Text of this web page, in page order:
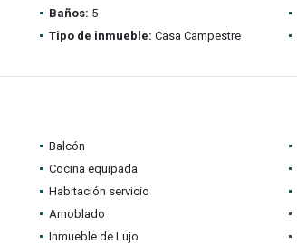
Baños: 5
Tipo de inmueble: Casa Campestre
Balcón
Cocina equipada
Habitación servicio
Amoblado
Inmueble de Lujo